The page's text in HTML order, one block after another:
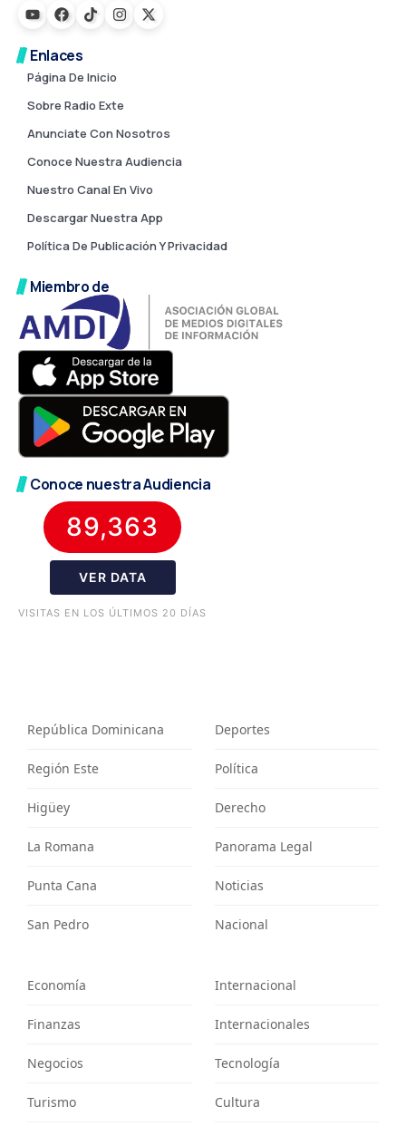
Enlaces
Página De Inicio
Sobre Radio Exte
Anunciate Con Nosotros
Conoce Nuestra Audiencia
Nuestro Canal En Vivo
Descargar Nuestra App
Política De Publicación Y Privacidad
Miembro de
Conoce nuestra Audiencia
89,363
VER DATA
VISITAS EN LOS ÚLTIMOS 20 DÍAS
República Dominicana
Región Este
Higüey
La Romana
Punta Cana
San Pedro
Deportes
Política
Derecho
Panorama Legal
Noticias
Nacional
Economía
Finanzas
Negocios
Turismo
Internacional
Internacionales
Tecnología
Cultura